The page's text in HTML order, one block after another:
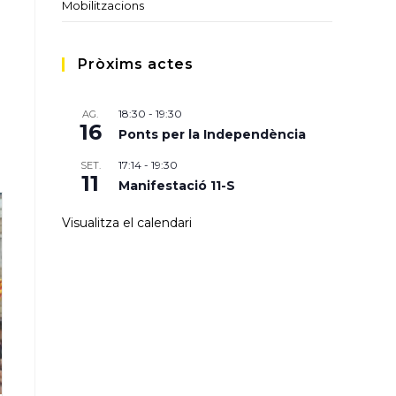
Mobilitzacions
Pròxims actes
AG.
16
18:30 - 19:30
Ponts per la Independència
SET.
11
17:14 - 19:30
Manifestació 11-S
Visualitza el calendari